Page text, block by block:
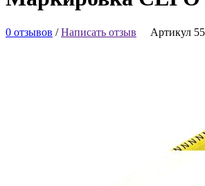
0 отзывов /Написать отзыв Артикул